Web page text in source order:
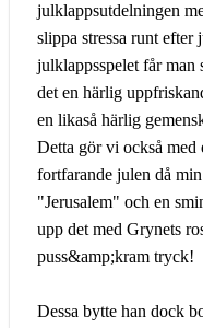
julklappsutdelningen
slippa stressa runt
julklappsspelet får
det en härlig
en likaså härlig
Detta gör vi också
fortfarande julen då
"Jerusalem" och en
upp det med Grynets
puss&amp;kram tryck!
Dessa bytte han dock